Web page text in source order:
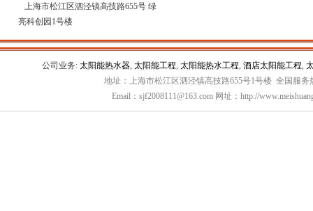
上海市松江区泗泾镇高技路655号 绿
亮科创园1号楼
公司业务: 太阳能热水器, 太阳能工程, 太阳能热水工程, 酒店太阳能工程,
地址：上海市松江区泗泾镇高技路655号1号楼 全国服务
Email：sjf2008111@163.com 网址：http://